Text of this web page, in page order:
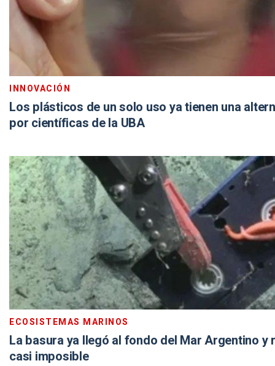
INNOVACIÓN
Los plásticos de un solo uso ya tienen una
por científicas de la UBA
ECOSISTEMAS MARINOS
La basura ya llegó al fondo del Mar Argentino y
casi imposible